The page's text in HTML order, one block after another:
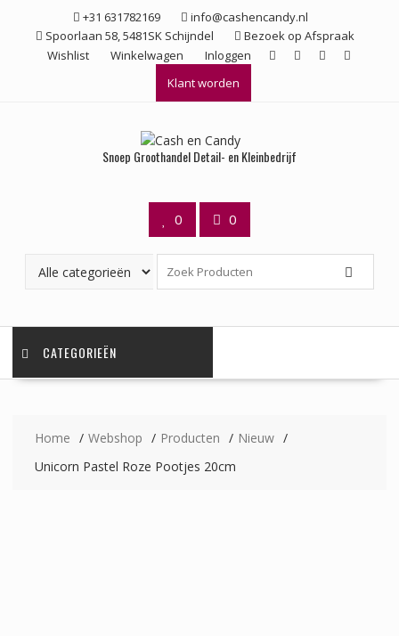
+31 631782169
info@cashencandy.nl
Spoorlaan 58, 5481SK Schijndel
Bezoek op Afspraak
Wishlist
Winkelwagen
Inloggen
Klant worden
Snoep Groothandel Detail- en Kleinbedrijf
0 0
CATEGORIEËN
Home Webshop Producten
Nieuw
Unicorn Pastel Roze Pootjes 20cm